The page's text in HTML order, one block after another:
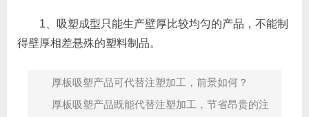
1、吸塑成型只能生产壁厚比较均匀的产品，不能制
得壁厚相差悬殊的塑料制品。
厚板吸塑产品可代替注塑加工，前景如何？
厚板吸塑产品既能代替注塑加工，节省昂贵的注